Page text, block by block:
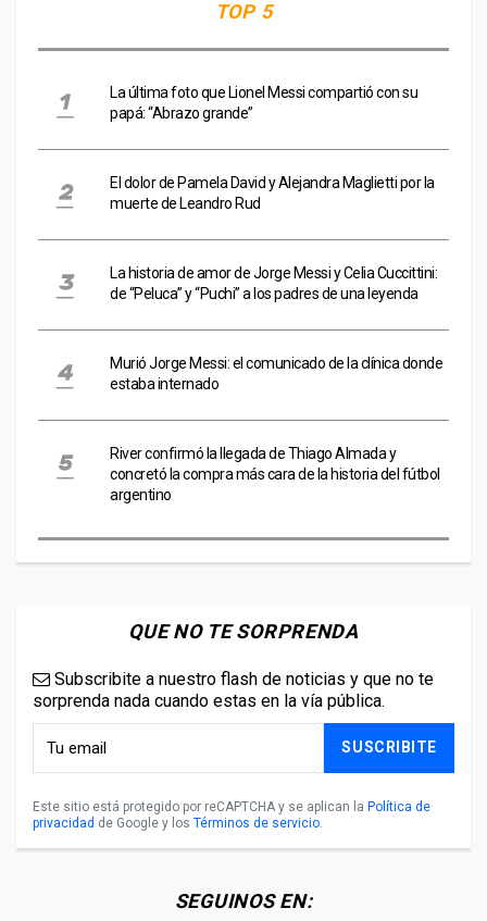
TOP 5
La última foto que Lionel Messi compartió con su
papá: “Abrazo grande”
El dolor de Pamela David y Alejandra Maglietti por la
muerte de Leandro Rud
La historia de amor de Jorge Messi y Celia Cuccittini:
de “Peluca” y “Puchi” a los padres de una leyenda
Murió Jorge Messi: el comunicado de la clínica donde
estaba internado
River confirmó la llegada de Thiago Almada y
concretó la compra más cara de la historia del fútbol
argentino
QUE NO TE SORPRENDA
Subscribite a nuestro flash de noticias y que no te
sorprenda nada cuando estas en la vía pública.
SUSCRIBITE
Este sitio está protegido por reCAPTCHA y se aplican la Política de
privacidad de Google y los Términos de servicio.
SEGUINOS EN: